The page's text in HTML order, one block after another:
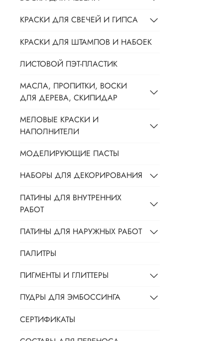
КРАСКИ ДЛЯ СВЕЧЕЙ И ГИПСА
КРАСКИ ДЛЯ ШТАМПОВ И НАБОЕК
ЛИСТОВОЙ ПЭТ-ПЛАСТИК
МАСЛА, ПРОПИТКИ, ВОСКИ
ДЛЯ ДЕРЕВА, СКИПИДАР
МЕЛОВЫЕ КРАСКИ И
НАПОЛНИТЕЛИ
МОДЕЛИРУЮЩИЕ ПАСТЫ
НАБОРЫ ДЛЯ ДЕКОРИРОВАНИЯ
ПАТИНЫ ДЛЯ ВНУТРЕННИХ
РАБОТ
ПАТИНЫ ДЛЯ НАРУЖНЫХ РАБОТ
ПАЛИТРЫ
ПИГМЕНТЫ И ГЛИТТЕРЫ
ПУДРЫ ДЛЯ ЭМБОССИНГА
СЕРТИФИКАТЫ